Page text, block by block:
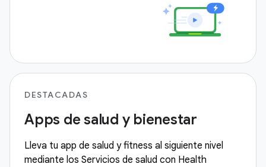
DESTACADAS
Apps de salud y bienestar
Lleva tu app de salud y fitness al siguiente nivel
mediante los Servicios de salud con Health